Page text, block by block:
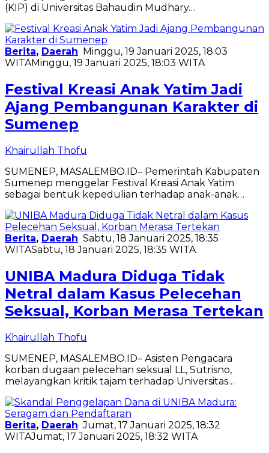
(KIP) di Universitas Bahaudin Mudhary…
Berita, Daerah
Minggu, 19 Januari 2025, 18:03
WITAMinggu, 19 Januari 2025, 18:03 WITA
Festival Kreasi Anak Yatim Jadi
Ajang Pembangunan Karakter di
Sumenep
Khairullah Thofu
SUMENEP, MASALEMBO.ID– Pemerintah Kabupaten
Sumenep menggelar Festival Kreasi Anak Yatim
sebagai bentuk kepedulian terhadap anak-anak…
Berita, Daerah Sabtu, 18 Januari 2025, 18:35
WITASabtu, 18 Januari 2025, 18:35 WITA
UNIBA Madura Diduga Tidak
Netral dalam Kasus Pelecehan
Seksual, Korban Merasa Tertekan
Khairullah Thofu
SUMENEP, MASALEMBO.ID– Asisten Pengacara
korban dugaan pelecehan seksual LL, Sutrisno,
melayangkan kritik tajam terhadap Universitas…
Berita, Daerah Jumat, 17 Januari 2025, 18:32
WITAJumat, 17 Januari 2025, 18:32 WITA